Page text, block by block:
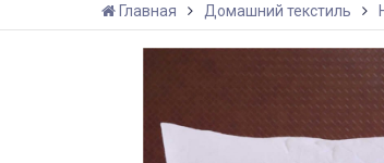
Главная Домашний текстиль